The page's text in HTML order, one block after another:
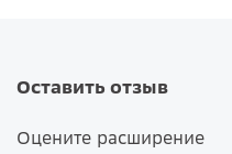
Оставить отзыв
Оцените расширение